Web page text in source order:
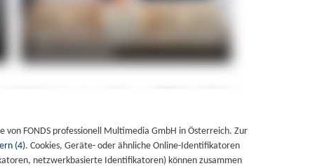
FONDS professionell Multimedia GmbH in Österreich. Zur
(4). Cookies, Geräte- oder ähnliche Online-Identifikatoren
netzwerkbasierte Identifikatoren) können zusammen